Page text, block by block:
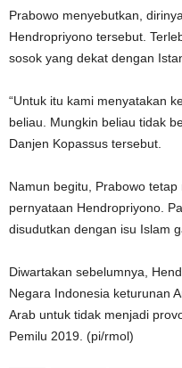
Prabowo menyebutkan,
Hendropriyono tersebut.
sosok yang dekat dengan
“Untuk itu kami menyatakan
beliau. Mungkin beliau tidak
Danjen Kopassus tersebut.
Namun begitu, Prabowo
pernyataan Hendropriyono.
disudutkan dengan isu Islam
Diwartakan sebelumnya,
Negara Indonesia keturunan
Arab untuk tidak menjadi
Pemilu 2019. (pi/rmol)